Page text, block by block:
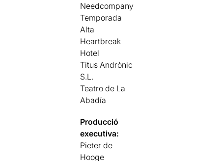
Needcompany
Temporada
Alta
Heartbreak
Hotel
Titus Andrònic
S.L.
Teatro de La
Abadía
Producció
executiva:
Pieter de
Hooge